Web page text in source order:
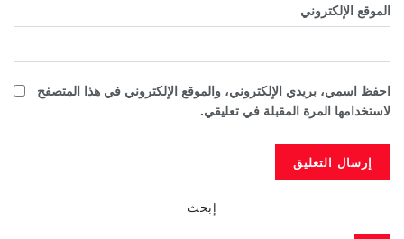
الموقع الإلكتروني
احفظ اسمي، بريدي الإلكتروني، والموقع الإلكتروني في هذا المتصفح
لاستخدامها المرة المقبلة في تعليقي.
إبحث